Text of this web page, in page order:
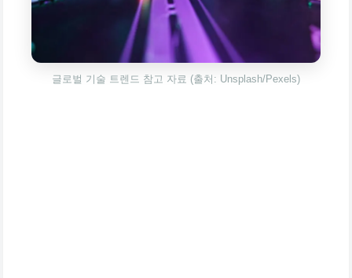
글로벌 기술 트렌드 참고 자료 (출처: Unsplash/Pexels)